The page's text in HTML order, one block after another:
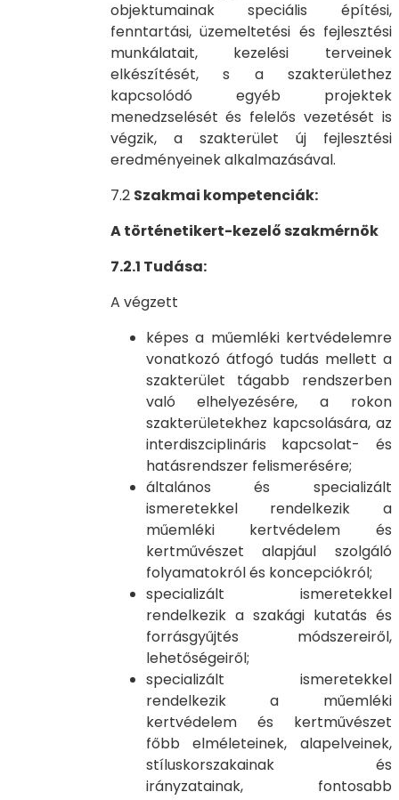
objektumainak speciális építési,
fenntartási, üzemeltetési és fejlesztési
munkálatait, kezelési terveinek
elkészítését, s a szakterülethez
kapcsolódó egyéb projektek
menedzselését és felelős vezetését is
végzik, a szakterület új fejlesztési
eredményeinek alkalmazásával.
7.2 Szakmai kompetenciák:
A történetikert-kezelő szakmérnök
7.2.1 Tudása:
A végzett
képes a műemléki kertvédelemre
vonatkozó átfogó tudás mellett a
szakterület tágabb rendszerben
való elhelyezésére, a rokon
szakterületekhez kapcsolására, az
interdiszciplináris kapcsolat- és
hatásrendszer felismerésére;
általános és specializált
ismeretekkel rendelkezik a
műemléki kertvédelem és
kertművészet alapjául szolgáló
folyamatokról és koncepciókról;
specializált ismeretekkel
rendelkezik a szakági kutatás és
forrásgyűjtés módszereiről,
lehetőségeiről;
specializált ismeretekkel
rendelkezik a műemléki
kertvédelem és kertművészet
főbb elméleteinek, alapelveinek,
stíluskorszakainak és
irányzatainak, fontosabb